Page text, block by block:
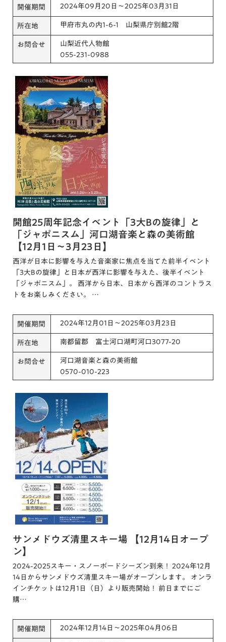
開催期間 2024年09月20日～2025年03月31日
所在地 甲府市丸の内1-6-1 山梨県庁別館2階
お問合せ
山梨近代人物館
055-231-0988
開館25周年記念イベント「3大Bの旋律」と
「ジャポニスム」河口湖音楽と森の美術館
【12月1日～3月23日】
西洋が日本に影響を与えた音楽家に焦点を当てた前半イベント
「3大Bの旋律」と日本が西洋に影響を与えた、後半イベント
「ジャポニスム」。 西洋から日本、日本から西洋のコントラス
トをお楽しみください。 …
開催期間 2024年12月01日～2025年03月23日
所在地 南都留郡 富士河口湖町河口3077-20
お問合せ
河口湖音楽と森の美術館
0570-010-223
サンメドウズ清里スキー場 【12月14日オープ
ン】
2024-2025スキー・スノーボードシーズン到来！ 2024年12月
14日からサンメドウズ清里スキー場がオープンします。 オンラ
インチケットは12月1日（日）より販売開始！ 前日までにご
購…
開催期間 2024年12月14日～2025年04月06日